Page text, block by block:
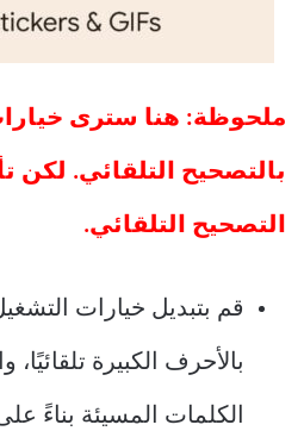
ملحوظة: هنا سترى
بالتصحيح التلقائي. لكن
التصحيح التلقائي.
قم بتبديل خيارات
بالأحرف الكبيرة تلقائيًا،
الكلمات المسيئة بناءً